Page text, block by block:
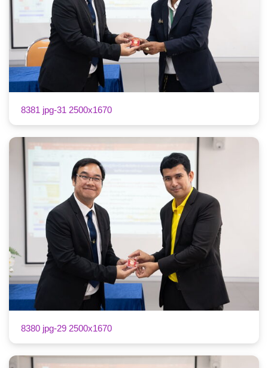
8381 jpg-31 2500x1670
8380 jpg-29 2500x1670